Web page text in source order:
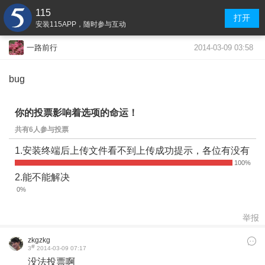
115
安装115APP，随时参与互动
打开
一路前行 2014-03-09 03:58
bug
你的投票影响着选项的命运！
共有6人参与投票
1.安装终端后上传文件看不到上传成功提示，各位有没有
2.能不能解决
举报
zkgzkg
3# 2014-03-09 07:17
没法投票啊